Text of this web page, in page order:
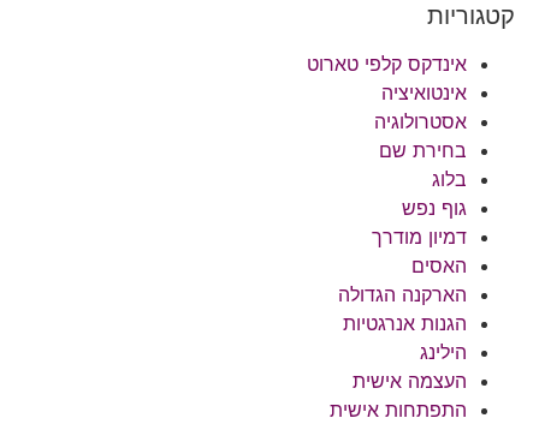
קטגוריות
אינדקס קלפי טארוט
אינטואיציה
אסטרולוגיה
בחירת שם
בלוג
גוף נפש
דמיון מודרך
האסים
הארקנה הגדולה
הגנות אנרגטיות
הילינג
העצמה אישית
התפתחות אישית